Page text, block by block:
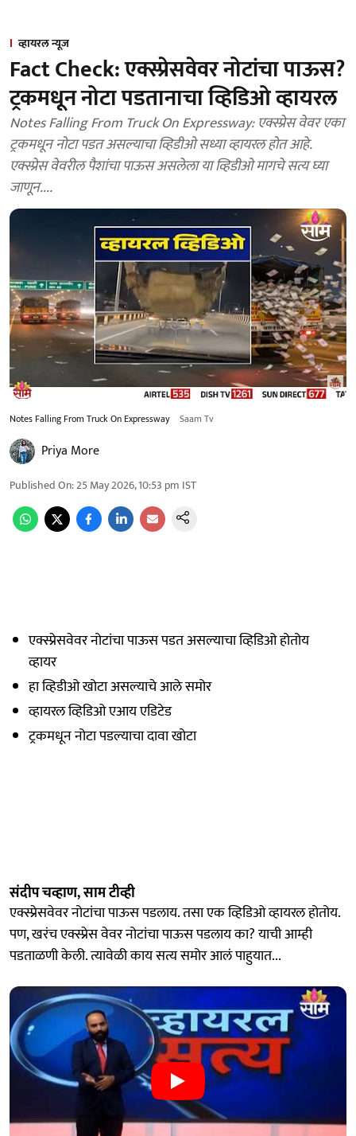
व्हायरल न्यूज
Fact Check: एक्स्प्रेसवेवर नोटांचा पाऊस?
ट्रकमधून नोटा पडतानाचा व्हिडिओ व्हायरल
Notes Falling From Truck On Expressway: एक्स्प्रेस वेवर एका
ट्रकमधून नोटा पडत असल्याचा व्हिडीओ सध्या व्हायरल होत आहे.
एक्स्प्रेस वेवरील पैशांचा पाऊस असलेला या व्हिडीओ मागचे सत्य घ्या
जाणून....
Notes Falling From Truck On Expressway Saam Tv
Priya More
Published On:25 May 2026, 10:53 pm IST
एक्स्प्रेसवेवर नोटांचा पाऊस पडत असल्याचा व्हिडिओ होतोय
व्हायर
हा व्हिडीओ खोटा असल्याचे आले समोर
व्हायरल व्हिडिओ एआय एडिटेड
ट्रकमधून नोटा पडल्याचा दावा खोटा
संदीप चव्हाण, साम टीव्ही
एक्स्प्रेसवेवर नोटांचा पाऊस पडलाय. तसा एक व्हिडिओ व्हायरल होतोय.
पण, खरंच एक्स्प्रेस वेवर नोटांचा पाऊस पडलाय का? याची आम्ही
पडताळणी केली. त्यावेळी काय सत्य समोर आलं पाहुयात...